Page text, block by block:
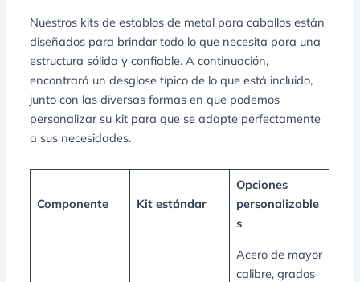
Nuestros kits de establos de metal para caballos están
diseñados para brindar todo lo que necesita para una
estructura sólida y confiable. A continuación,
encontrará un desglose típico de lo que está incluido,
junto con las diversas formas en que podemos
personalizar su kit para que se adapte perfectamente
a sus necesidades.
Componente Kit estándar
Opciones
personalizable
s
Acero de mayor
calibre, grados